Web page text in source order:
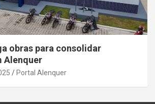
obras para consolidar
Alenquer
Portal Alenquer